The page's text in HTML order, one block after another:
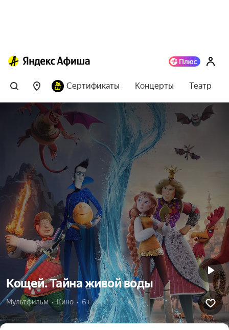
Сертификаты Концерты Театр
Кощей. Тайна живой воды
Мультфильм  •  Кино  •  6+